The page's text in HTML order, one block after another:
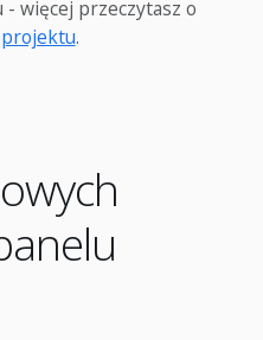
więcej przeczytasz o
.